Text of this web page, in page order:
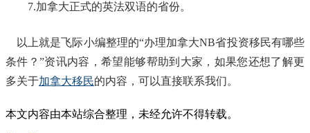
7.加拿大正式的英法双语的省份。
以上就是飞际小编整理的“办理加拿大NB省投资移民有哪些
条件？”资讯内容，希望能够帮助到大家，如果您还想了解更
多关于加拿大移民的内容，可以直接联系我们。
本文内容由本站综合整理，未经允许不得转载。